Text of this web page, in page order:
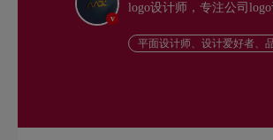
v
logo设计师，专注公司
平面设计师、设计爱好者、